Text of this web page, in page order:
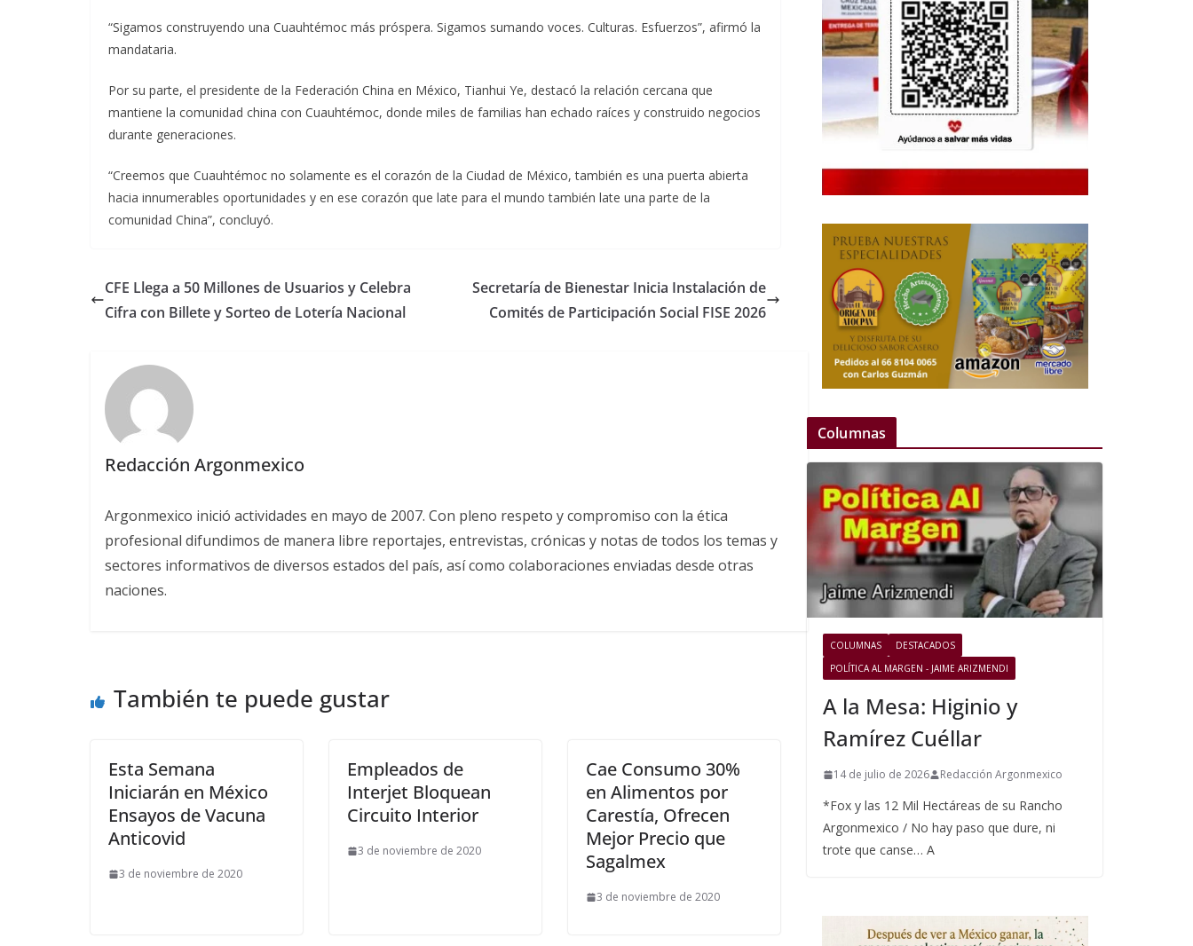
“Sigamos construyendo una Cuauhtémoc más próspera. Sigamos sumando voces. Culturas. Esfuerzos”, afirmó la
mandataria.
Por su parte, el presidente de la Federación China en México, Tianhui Ye, destacó la relación cercana que
mantiene la comunidad china con Cuauhtémoc, donde miles de familias han echado raíces y construido negocios
durante generaciones.
“Creemos que Cuauhtémoc no solamente es el corazón de la Ciudad de México, también es una puerta abierta
hacia innumerables oportunidades y en ese corazón que late para el mundo también late una parte de la
comunidad China”, concluyó.
CFE Llega a 50 Millones de Usuarios y Celebra
Cifra con Billete y Sorteo de Lotería Nacional
Secretaría de Bienestar Inicia Instalación de
Comités de Participación Social FISE 2026
Redacción Argonmexico
Argonmexico inició actividades en mayo de 2007. Con pleno respeto y compromiso con la ética
profesional difundimos de manera libre reportajes, entrevistas, crónicas y notas de todos los temas y
sectores informativos de diversos estados del país, así como colaboraciones enviadas desde otras
naciones.
También te puede gustar
Esta Semana
Iniciarán en México
Ensayos de Vacuna
Anticovid
3 de noviembre de 2020
Empleados de
Interjet Bloquean
Circuito Interior
3 de noviembre de 2020
Cae Consumo 30%
en Alimentos por
Carestía, Ofrecen
Mejor Precio que
Sagalmex
3 de noviembre de 2020
Columnas
COLUMNAS
DESTACADOS
POLÍTICA AL MARGEN - JAIME ARIZMENDI
A la Mesa: Higinio y
Ramírez Cuéllar
14 de julio de 2026 Redacción Argonmexico
*Fox y las 12 Mil Hectáreas de su Rancho
Argonmexico / No hay paso que dure, ni
trote que canse… A